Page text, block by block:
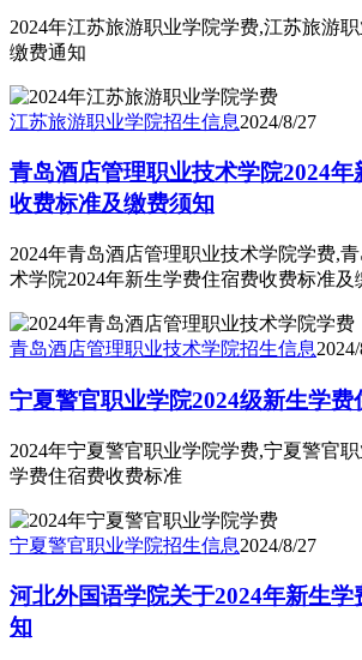
2024年江苏旅游职业学院学费,江苏旅游
缴费通知
江苏旅游职业学院招生信息2024/8/27
青岛酒店管理职业技术学院2024
收费标准及缴费须知
2024年青岛酒店管理职业技术学院学费,
术学院2024年新生学费住宿费收费标准及
青岛酒店管理职业技术学院招生信息
宁夏警官职业学院2024级新生学
2024年宁夏警官职业学院学费,宁夏警官
学费住宿费收费标准
宁夏警官职业学院招生信息2024/8/27
河北外国语学院关于2024年新生
知